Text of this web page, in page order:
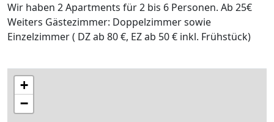
Wir haben 2 Apartments für 2 bis 6 Personen. Ab 25€
Weiters Gästezimmer: Doppelzimmer sowie
Einzelzimmer ( DZ ab 80 €, EZ ab 50 € inkl. Frühstück)
+
−